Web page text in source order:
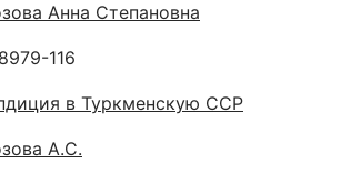
Анна Степановна
116
в Туркменскую ССР
А.С.